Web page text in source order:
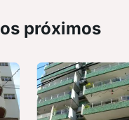
próximos